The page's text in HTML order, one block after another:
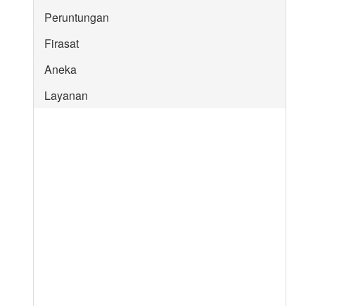
Peruntungan
Firasat
Aneka
Layanan